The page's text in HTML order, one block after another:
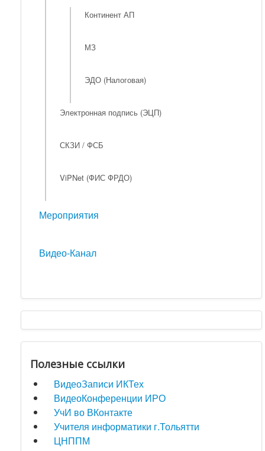
Континент АП
МЗ
ЭДО (Налоговая)
Электронная подпись (ЭЦП)
СКЗИ / ФСБ
ViPNet (ФИС ФРДО)
Мероприятия
Видео-Канал
Полезные ссылки
ВидеоЗаписи ИКТех
ВидеоКонференции ИРО
УчИ во ВКонтакте
Учителя информатики г.Тольятти
ЦНППМ